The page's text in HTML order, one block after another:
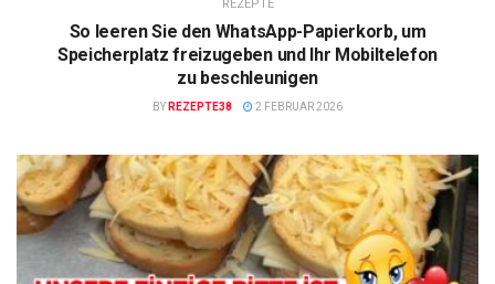
REZEPTE
So leeren Sie den WhatsApp-Papierkorb, um
Speicherplatz freizugeben und Ihr Mobiltelefon
zu beschleunigen
BY REZEPTE38 2 FEBRUAR 2026